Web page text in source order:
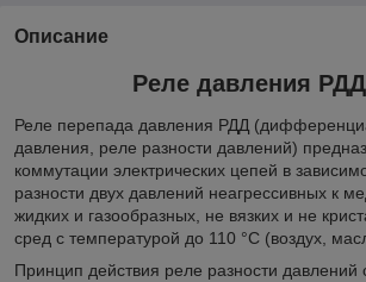
Описание
Реле давления
Реле перепада давления РДД
давления, реле разности давлений)
коммутации электрических цепей в
разности двух давлений неагрессивных к
жидких и газообразных, не вязких и не
сред с температурой до 110 °C (воздух,
Принцип действия реле разности давлений